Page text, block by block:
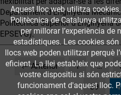
Departament d’Enginyeria
Politècnica Superior d’Enginyeria
EPSEVG).
← Anterior 1 …
39
Aquest lloc web utilitza
Politècnica de Catalunya
per millorar l’experiència
estadístiques. Les cookies
llocs web poden utilitzar perquè
eficient. La llei estableix que
vostre dispositiu si són
funcionament d'aquest lloc.